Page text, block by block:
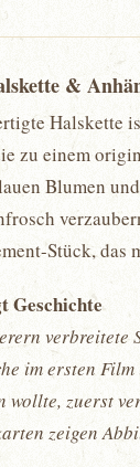
&
Halskette
zu einem
Blumen
Stück, das
Geschichte
im ersten
wollte, zuerst
zeigen